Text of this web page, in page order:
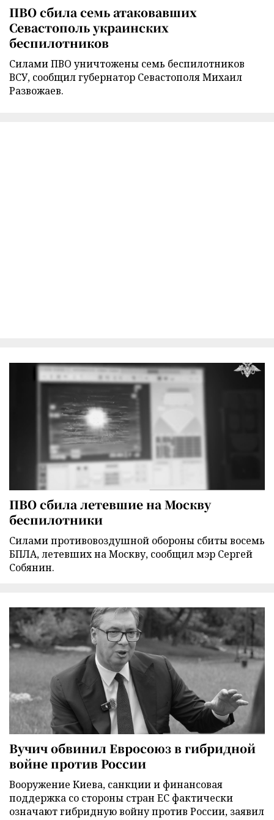
ПВО сбила семь атаковавших
Севастополь украинских
беспилотников
Силами ПВО уничтожены семь беспилотников
ВСУ, сообщил губернатор Севастополя Михаил
Развожаев.
ПВО сбила летевшие на Москву
беспилотники
Силами противовоздушной обороны сбиты восемь
БПЛА, летевших на Москву, сообщил мэр Сергей
Собянин.
Вучич обвинил Евросоюз в гибридной
войне против России
Вооружение Киева, санкции и финансовая
поддержка со стороны стран ЕС фактически
означают гибридную войну против России, заявил